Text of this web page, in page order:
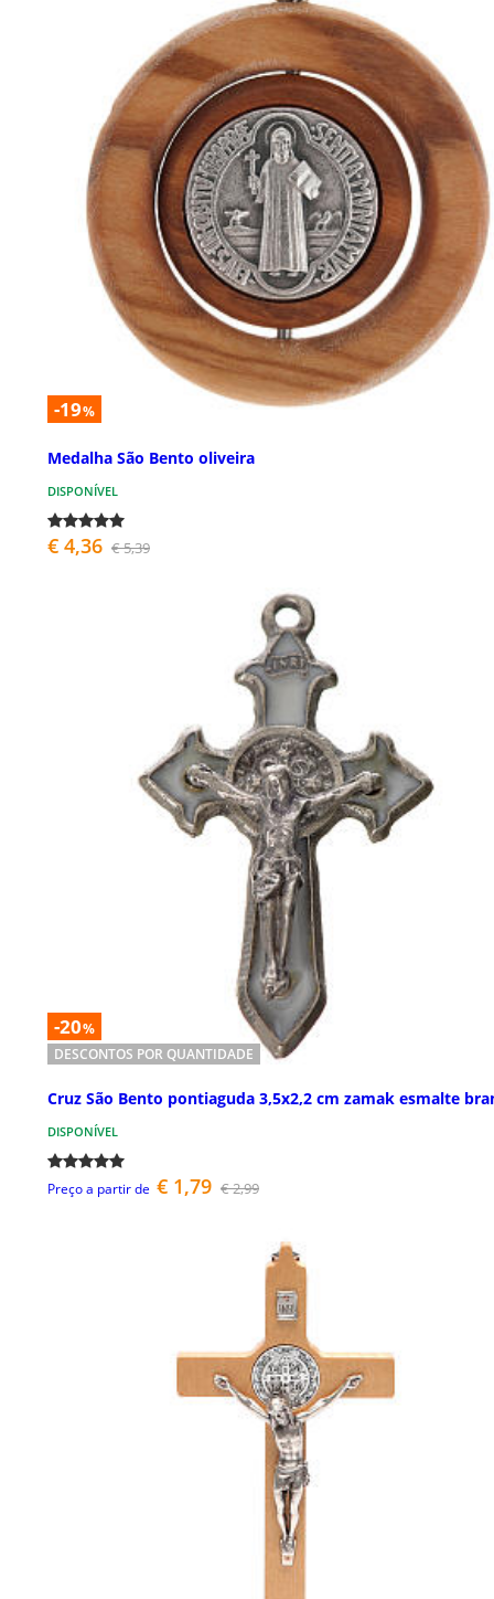
-19%
Medalha São Bento oliveira
DISPONÍVEL
€ 4,36 € 5,39
-20%
DESCONTOS POR QUANTIDADE
Cruz São Bento pontiaguda 3,5x2,2 cm zamak esmalte
DISPONÍVEL
Preço a partir de € 1,79 € 2,99